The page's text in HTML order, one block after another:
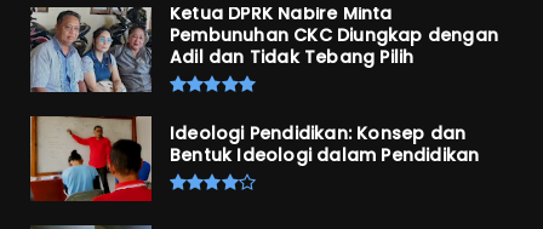
Ketua DPRK Nabire Minta
Pembunuhan CKC Diungkap dengan
Adil dan Tidak Tebang Pilih
Ideologi Pendidikan: Konsep dan
Bentuk Ideologi dalam Pendidikan